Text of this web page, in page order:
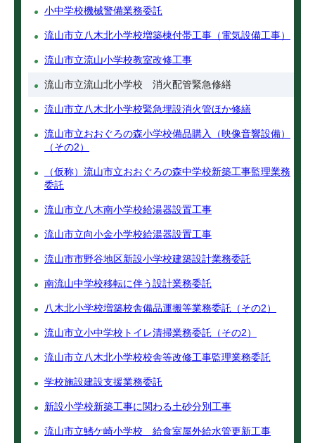
小中学校機械警備業務委託
流山市立八木北小学校増築棟付帯工事（電気設備工事）
流山市立流山小学校教室改修工事
流山市立流山北小学校 消火配管緊急修繕
流山市立八木北小学校緊急埋設消火管ほか修繕
流山市立おおぐろの森小学校備品購入（映像音響設備）
（その2）
（仮称）流山市立おおぐろの森中学校新築工事監理業務
委託
流山市立八木南小学校給湯器設置工事
流山市立向小金小学校給湯器設置工事
流山市市野谷地区新設小学校建築設計業務委託
南流山中学校移転に伴う設計業務委託
八木北小学校増築校舎備品運搬等業務委託（その2）
流山市立小中学校トイレ清掃業務委託（その2）
流山市立八木北小学校校舎等改修工事監理業務委託
学校施設建設支援業務委託
新設小学校新築工事に関わる土砂分別工事
流山市立鰭ケ崎小学校 給食室屋外給水管更新工事